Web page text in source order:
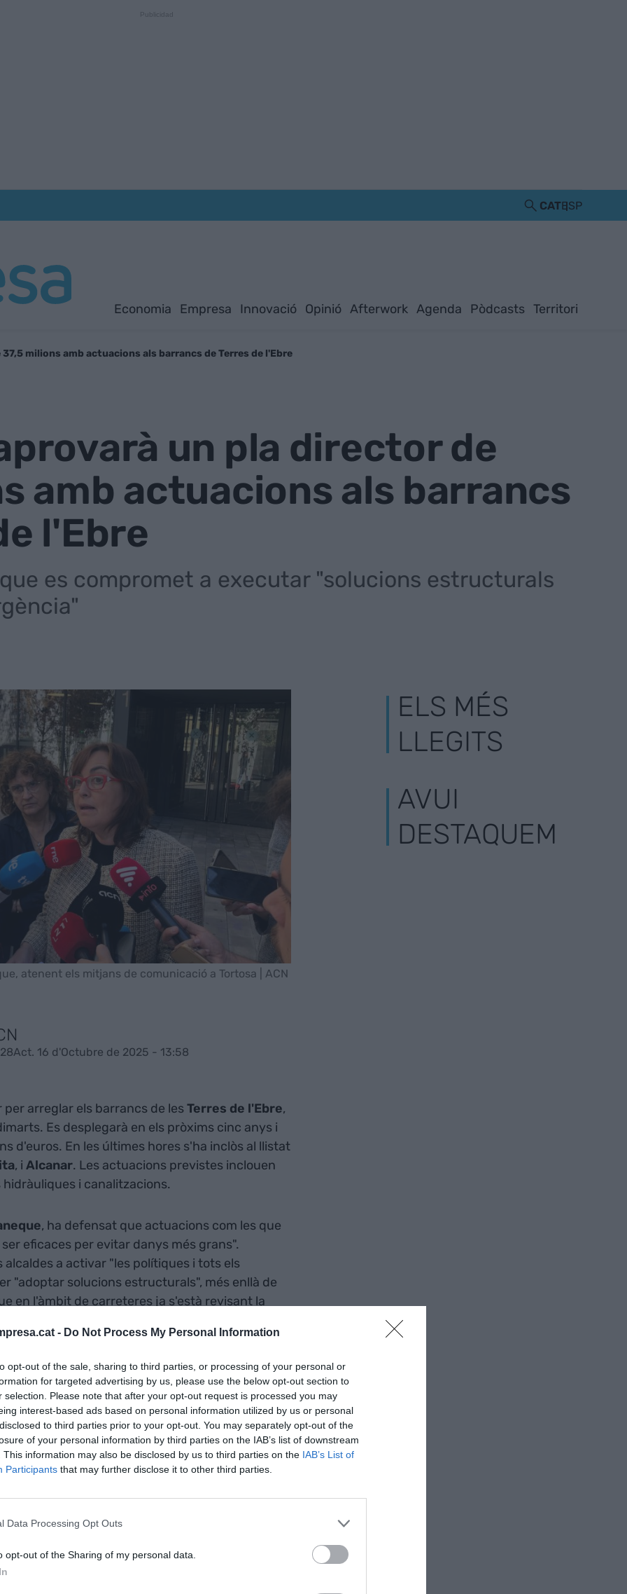
- Do Not Process My Personal Information
opt-out of the sale, sharing to third parties, or processing of your personal or
for targeted advertising by us, please use the below opt-out section to
selection. Please note that after your opt-out request is processed you may
interest-based ads based on personal information utilized by us or personal
to third parties prior to your opt-out. You may separately opt-out of the
of your personal information by third parties on the IAB’s list of downstream
This information may also be disclosed by us to third parties on the IAB’s List of
Participants that may further disclose it to other third parties.
Data Processing Opt Outs
opt-out of the Sharing of my personal data.
CATESP
Economia Empresa Innovació Opinió Afterwork Agenda Pòdcasts Territori
milions amb actuacions als barrancs de Terres de l'Ebre
un pla director de
amb actuacions als barrancs
l'Ebre
es compromet a executar "solucions estructurals
atenent els mitjans de comunicació a Tortosa | ACN
Act. 16 d'Octubre de 2025 - 13:58
arreglar els barrancs de lesTerres de l'Ebre,
Es desplegarà en els pròxims cinc anys i
d'euros. En les últimes hores s'ha inclòs al llistat
, i Alcanar. Les actuacions previstes inclouen
i canalitzacions.
, ha defensat que actuacions com les que
eficaces per evitar danys més grans".
a activar "les polítiques i tots els
"adoptar solucions estructurals", més enllà de
en l'àmbit de carreteres ja s'està revisant la
de la Ràpita on hi ha dos ponts afectats per
en els
un
conveni per actuar-hi, perquè són de
el Govern pugui fer l'encàrrec a
i restaurar aquests ponts. Un cop més,
un estudi específic per trobar una solució
de la Galera, el canal de reg i la C-12.
ELS MÉS
LLEGITS
AVUI
DESTAQUEM